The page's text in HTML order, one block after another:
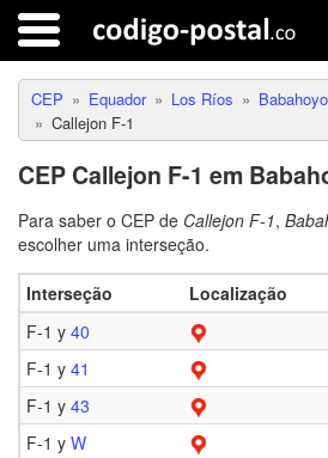
CEP Equador Los Ríos Babahoyo
Callejon F-1
CEP Callejon F-1 em
Para saber o CEP de Callejon F-1,
escolher uma interseção.
Interseção Localização
F-1 y 40
F-1 y 41
F-1 y 43
F-1 y W